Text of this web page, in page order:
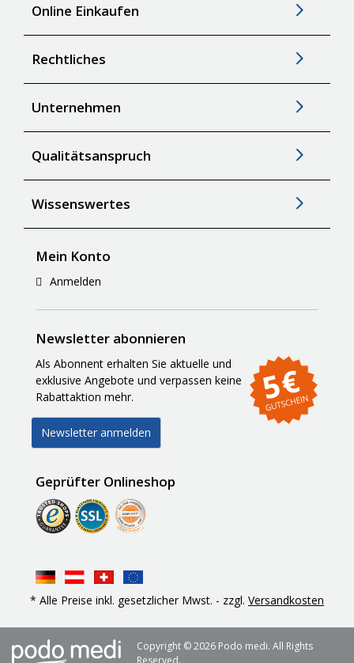
Online Einkaufen
Rechtliches
Unternehmen
Qualitätsanspruch
Wissenswertes
Mein Konto
Anmelden
Newsletter abonnieren
Als Abonnent erhalten Sie aktuelle und
exklusive Angebote und verpassen keine
Rabattaktion mehr.
Newsletter anmelden
Geprüfter Onlineshop
* Alle Preise inkl. gesetzlicher Mwst. - zzgl. Versandkosten
Copyright ©2026 Podo medi. All Rights
Reserved.